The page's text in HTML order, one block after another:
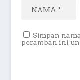
Simpan
peramban ini